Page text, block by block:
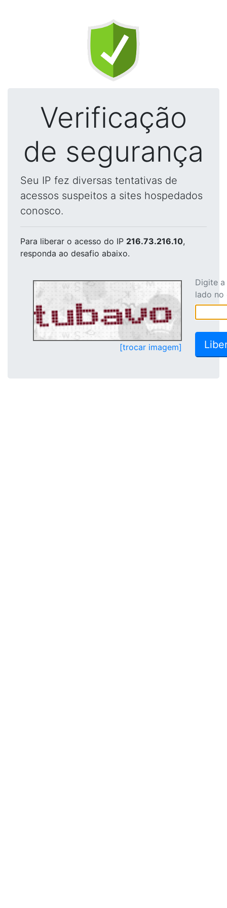
Verificação
de segurança
Seu IP fez diversas tentativas de
acessos suspeitos a sites hospedados
conosco.
Para liberar o acesso do IP 216.73.216.10,
responda ao desafio abaixo.
[trocar imagem]
Digite
lado no